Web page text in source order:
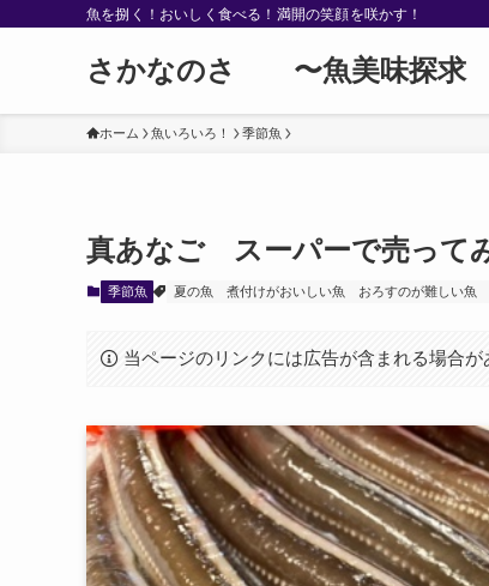
魚を捌く！おいしく食べる！満開の笑顔を咲かす！
さかなのさ 〜魚美味探求
ホーム 魚いろいろ！ 季節魚
真あなご スーパーで売って
季節魚 夏の魚 煮付けがおいしい魚 おろすのが難しい魚
当ページのリンクには広告が含まれる場合が